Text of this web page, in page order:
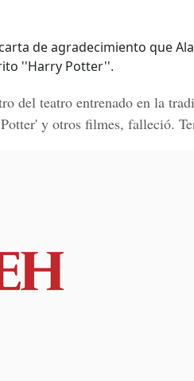
de agradecimiento que
''Harry Potter''.
del teatro entrenado en la
y otros filmes, falleció.